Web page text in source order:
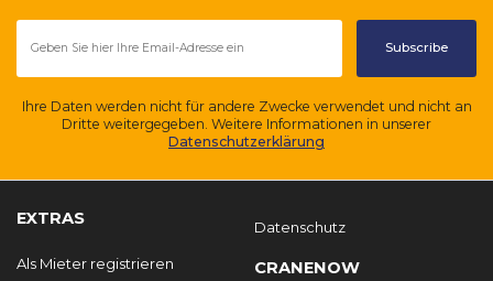
Ihre Daten werden nicht für andere Zwecke verwendet und nicht an
Dritte weitergegeben. Weitere Informationen in unserer
Datenschutzerklärung
EXTRAS
Als Mieter registrieren
Datenschutz
CRANENOW